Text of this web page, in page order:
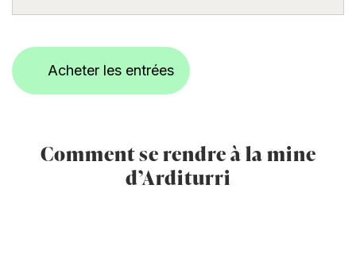
Acheter les entrées
Comment se rendre à la mine
d’Arditurri